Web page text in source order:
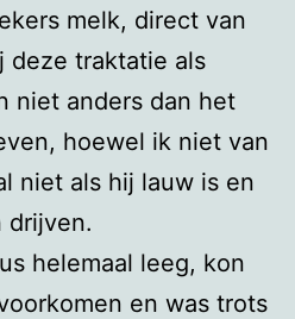
melk, direct van
deze traktatie als
niet anders dan het
hoewel ik niet van
niet als hij lauw is en
drijven.
helemaal leeg, kon
en was trots